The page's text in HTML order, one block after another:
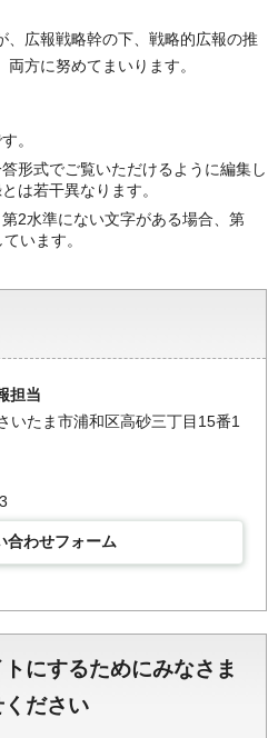
、広報戦略幹の下、戦略的広報の推
方に努めてまいります。
。
形式でご覧いただけるように編集し
は若干異なります。
2水準にない文字がある場合、第
います。
担当
いたま市浦和区高砂三丁目15番1
合わせフォーム
にするためにみなさま
ださい